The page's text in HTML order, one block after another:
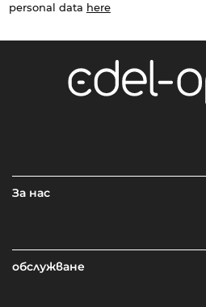
personal data here
За нас
обслужване